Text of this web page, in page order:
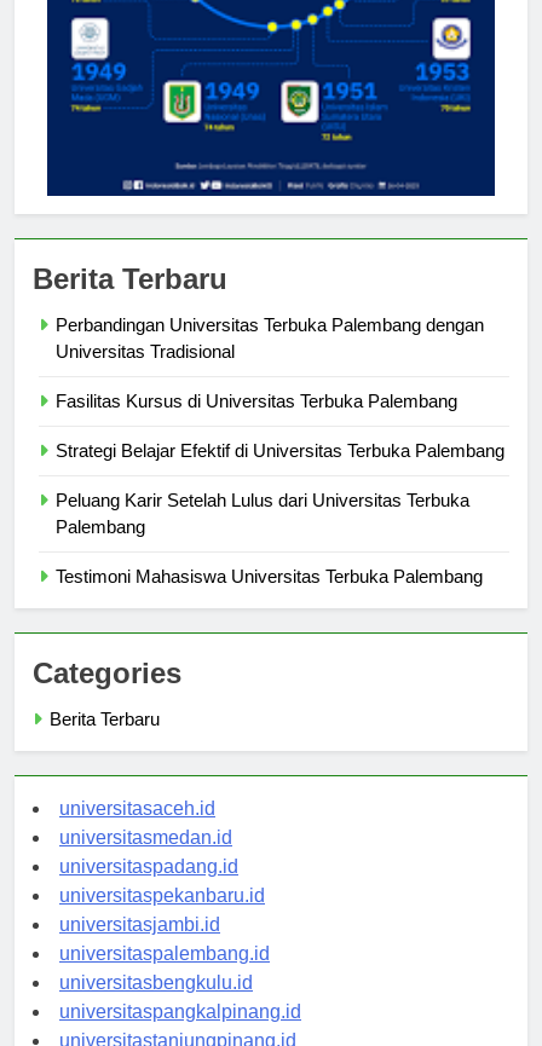
Perbandingan Universitas Terbuka Palembang dengan
Peluang Karir Setelah Lulus dari Universitas Terbuka
Categories
universitasaceh.id
universitasmedan.id
universitaspadang.id
universitaspekanbaru.id
universitasjambi.id
universitaspalembang.id
universitasbengkulu.id
universitaspangkalpinang.id